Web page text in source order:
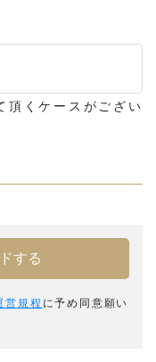
頂くケースがござい
営規程 に予め同意願い